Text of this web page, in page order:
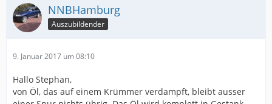
NNBHamburg
Auszubildender
9. Januar 2017 um 08:10
Hallo Stephan,
von Öl, das auf einem Krümmer verdampft, bleibt ausser